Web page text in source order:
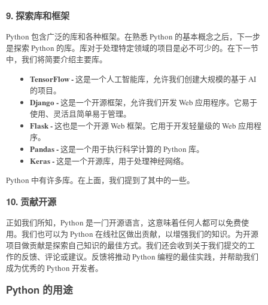
9. 探索库和框架
Python 包含广泛的库和各种框架。在熟悉 Python 的基本概念之后，下一步
是探索 Python 的库。库对于处理特定领域的项目是必不可少的。在下一节
中，我们将简要介绍主要库。
TensorFlow -这是一个人工智能库，允许我们创建大规模的基于 AI
的项目。
Django -这是一个开源框架，允许我们开发 Web 应用程序。它易于
使用、灵活且简单易于管理。
Flask -这也是一个开源 Web 框架。它用于开发轻量级的 Web 应用程
序。
Pandas -这是一个用于执行科学计算的 Python 库。
Keras -这是一个开源库，用于处理神经网络。
Python 中有许多库。在上面，我们提到了其中的一些。
10. 贡献开源
正如我们所知，Python 是一门开源语言，这意味着任何人都可以免费使
用。我们也可以为 Python 在线社区做出贡献，以增强我们的知识。为开源
项目做贡献是探索自己知识的最佳方式。我们还会收到关于我们提交的工
作的反馈、评论或建议。反馈将推动 Python 编程的最佳实践，并帮助我们
成为优秀的 Python 开发者。
Python 的用途